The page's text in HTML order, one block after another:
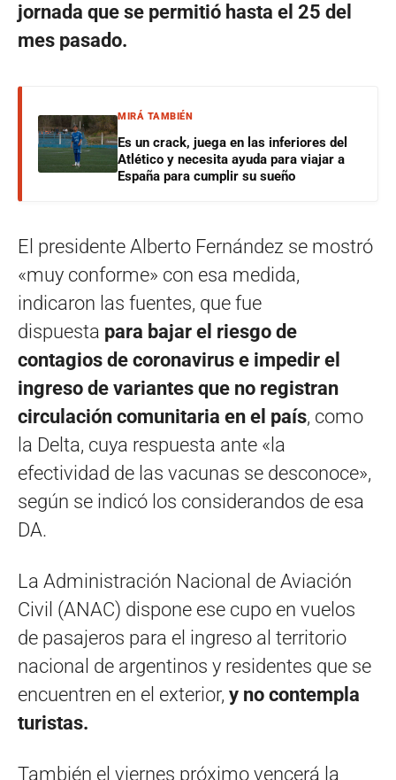
jornada que se permitió hasta el 25 del
mes pasado.
MIRÁ TAMBIÉN
Es un crack, juega en las inferiores del
Atlético y necesita ayuda para viajar a
España para cumplir su sueño
El presidente Alberto Fernández se mostró
«muy conforme» con esa medida,
indicaron las fuentes, que fue
dispuesta para bajar el riesgo de
contagios de coronavirus e impedir el
ingreso de variantes que no registran
circulación comunitaria en el país, como
la Delta, cuya respuesta ante «la
efectividad de las vacunas se desconoce»,
según se indicó los considerandos de esa
DA.
La Administración Nacional de Aviación
Civil (ANAC) dispone ese cupo en vuelos
de pasajeros para el ingreso al territorio
nacional de argentinos y residentes que se
encuentren en el exterior, y no contempla
turistas.
También el viernes próximo vencerá la